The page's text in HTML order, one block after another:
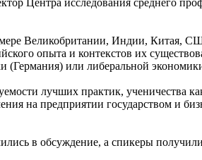
Великобритании, Индии,
опыта и контекстов их
или либеральной
лучших практик, ученичества
на предприятии государством и
в обсуждение, а спикеры